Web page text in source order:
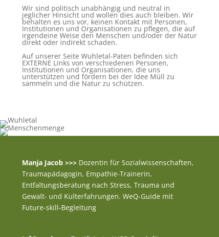
Wir sind politisch unabhängig und neutral in
jeglicher Hinsicht und wollen dies auch bleiben. Wir
behalten es uns vor, keinen Kontakt mit Personen,
Institutionen und Organisationen zu pflegen, die auf
irgendeine Weise den Menschen und/oder der Natur
direkt oder indirekt schaden.
Auf unserer Seite Wuhletal-Paten befinden sich
EXTERNE Links von verschiedenen Personen,
Institutionen und Organisationen, die uns
unterstützen und fördern bei der Idee Müll zu
sammeln und die Natur zu schützen.
Manja Jacob >>> Dozentin für Sozialwissenschaften,
Traumapädagogin, Empathie-Trainerin,
Entfaltungsberatung nach Stress, Trauma und
Gewalt- und Kulterfahrungen. WeQ-Guide mit
Future-skill-Begleitung